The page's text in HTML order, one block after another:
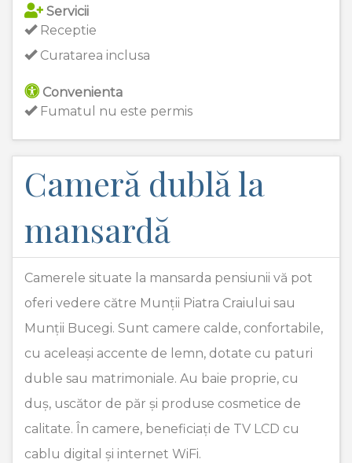
Servicii
Receptie
Curatarea inclusa
Convenienta
Fumatul nu este permis
Cameră dublă la
mansardă
Camerele situate la mansarda pensiunii vă pot
oferi vedere către Munții Piatra Craiului sau
Munții Bucegi. Sunt camere calde, confortabile,
cu aceleași accente de lemn, dotate cu paturi
duble sau matrimoniale. Au baie proprie, cu
duș, uscător de păr și produse cosmetice de
calitate. În camere, beneficiați de TV LCD cu
cablu digital și internet WiFi.